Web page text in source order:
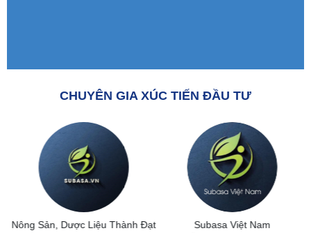
CHUYÊN GIA XÚC TIẾN ĐẦU TƯ
Nông Sản, Dược Liệu Thành Đạt
Subasa Việt Nam